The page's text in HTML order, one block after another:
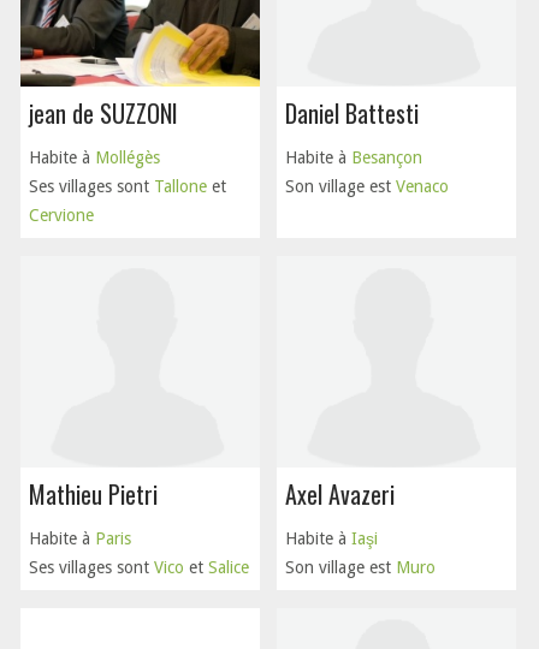
jean de SUZZONI
Habite à Mollégès
Ses villages sont Tallone et
Cervione
Daniel Battesti
Habite à Besançon
Son village est Venaco
Mathieu Pietri
Habite à Paris
Ses villages sont Vico et Salice
Axel Avazeri
Habite à Iaşi
Son village est Muro